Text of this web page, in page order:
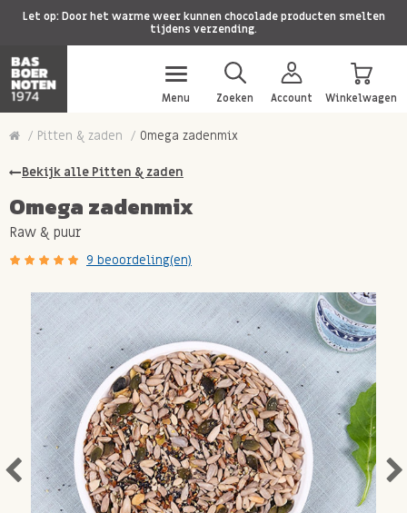
Let op: Door het warme weer kunnen chocolade producten smelten
tijdens verzending.
Menu Zoeken Account Winkelwagen
Pitten & zaden Omega zadenmix
Bekijk alle Pitten & zaden
Omega zadenmix
Raw & puur
9 beoordeling(en)